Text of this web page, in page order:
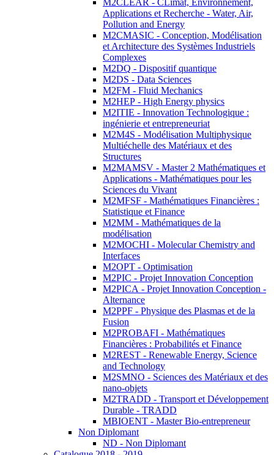
M2CLEAR - CLimat, Environnement,
Applications et Recherche - Water, Air,
Pollution and Energy
M2CMASIC - Conception, Modélisation
et Architecture des Systèmes Industriels
Complexes
M2DQ - Dispositif quantique
M2DS - Data Sciences
M2FM - Fluid Mechanics
M2HEP - High Energy physics
M2ITIE - Innovation Technologique :
ingénierie et entrepreneuriat
M2M4S - Modélisation Multiphysique
Multiéchelle des Matériaux et des
Structures
M2MAMSV - Master 2 Mathématiques et
Applications - Mathématiques pour les
Sciences du Vivant
M2MFSF - Mathématiques Financières :
Statistique et Finance
M2MM - Mathématiques de la
modélisation
M2MOCHI - Molecular Chemistry and
Interfaces
M2OPT - Optimisation
M2PIC - Projet Innovation Conception
M2PICA - Projet Innovation Conception -
Alternance
M2PPF - Physique des Plasmas et de la
Fusion
M2PROBAFI - Mathématiques
Financières : Probabilités et Finance
M2REST - Renewable Energy, Science
and Technology
M2SMNO - Sciences des Matériaux et des
nano-objets
M2TRADD - Transport et Développement
Durable - TRADD
MBIOENT - Master Bio-entrepreneur
Non Diplomant
ND - Non Diplomant